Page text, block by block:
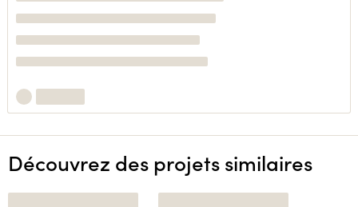
Découvrez des projets similaires